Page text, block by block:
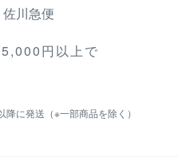
川急便
円以上で
に発送（※一部商品を除く）